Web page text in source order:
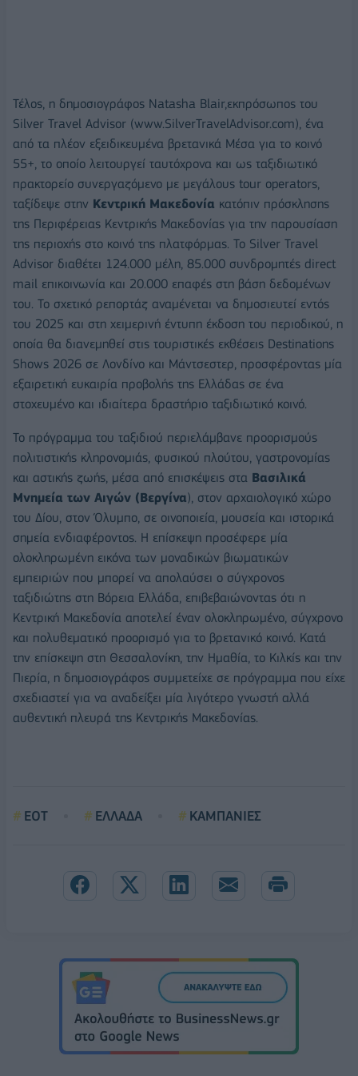
Τέλος, η δημοσιογράφος Natasha Blair,εκπρόσωπος του
Silver Travel Advisor (www.SilverTravelAdvisor.com), ένα
από τα πλέον εξειδικευμένα βρετανικά Μέσα για το κοινό
55+, το οποίο λειτουργεί ταυτόχρονα και ως ταξιδιωτικό
πρακτορείο συνεργαζόμενο με μεγάλους tour operators,
ταξίδεψε στην Κεντρική Μακεδονία κατόπιν πρόσκλησης
της Περιφέρειας Κεντρικής Μακεδονίας για την παρουσίαση
της περιοχής στο κοινό της πλατφόρμας. Το Silver Travel
Advisor διαθέτει 124.000 μέλη, 85.000 συνδρομητές direct
mail επικοινωνία και 20.000 επαφές στη βάση δεδομένων
του. Το σχετικό ρεπορτάζ αναμένεται να δημοσιευτεί εντός
του 2025 και στη χειμερινή έντυπη έκδοση του περιοδικού, η
οποία θα διανεμηθεί στις τουριστικές εκθέσεις Destinations
Shows 2026 σε Λονδίνο και Μάντσεστερ, προσφέροντας μία
εξαιρετική ευκαιρία προβολής της Ελλάδας σε ένα
στοχευμένο και ιδιαίτερα δραστήριο ταξιδιωτικό κοινό.
Το πρόγραμμα του ταξιδιού περιελάμβανε προορισμούς
πολιτιστικής κληρονομιάς, φυσικού πλούτου, γαστρονομίας
και αστικής ζωής, μέσα από επισκέψεις στα Βασιλικά
Μνημεία των Αιγών (Βεργίνα), στον αρχαιολογικό χώρο
του Δίου, στον Όλυμπο, σε οινοποιεία, μουσεία και ιστορικά
σημεία ενδιαφέροντος. Η επίσκεψη προσέφερε μία
ολοκληρωμένη εικόνα των μοναδικών βιωματικών
εμπειριών που μπορεί να απολαύσει ο σύγχρονος
ταξιδιώτης στη Βόρεια Ελλάδα, επιβεβαιώνοντας ότι η
Κεντρική Μακεδονία αποτελεί έναν ολοκληρωμένο, σύγχρονο
και πολυθεματικό προορισμό για το βρετανικό κοινό. Κατά
την επίσκεψη στη Θεσσαλονίκη, την Ημαθία, το Κιλκίς και την
Πιερία, η δημοσιογράφος συμμετείχε σε πρόγραμμα που είχε
σχεδιαστεί για να αναδείξει μία λιγότερο γνωστή αλλά
αυθεντική πλευρά της Κεντρικής Μακεδονίας.
ΕΟΤ ΕΛΛΑΔΑ ΚΑΜΠΑΝΙΕΣ